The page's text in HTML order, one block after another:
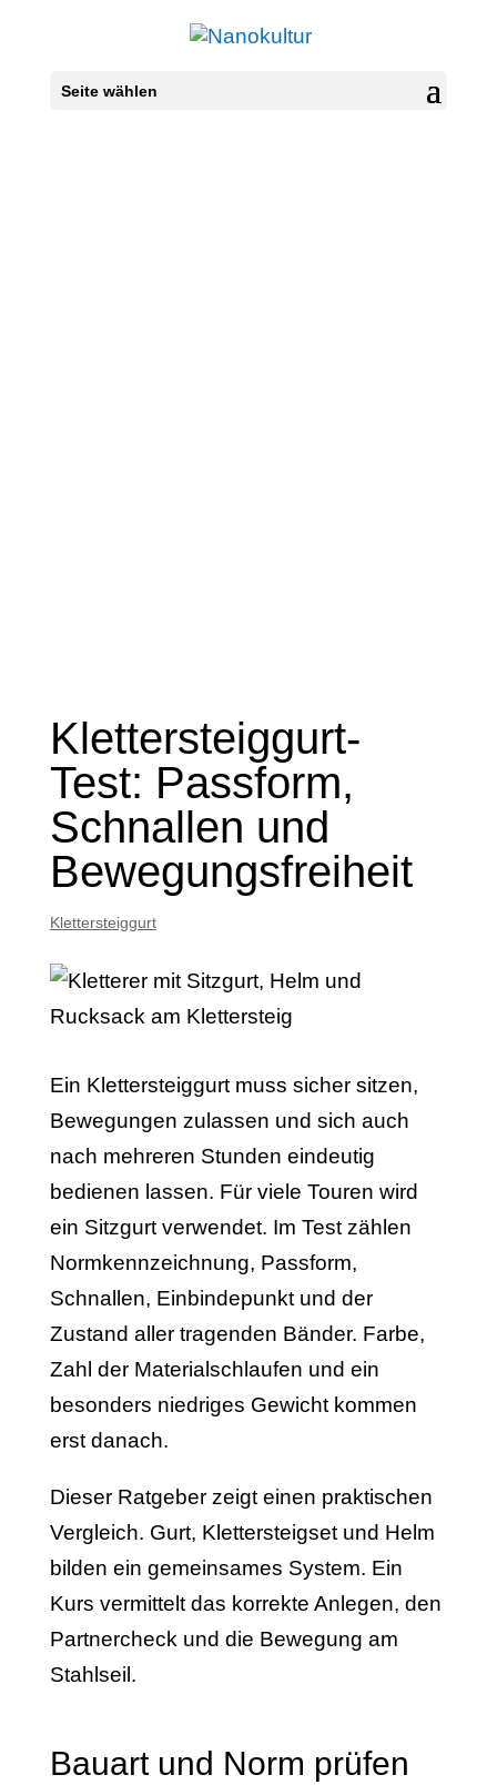
Seite wählen
Klettersteiggurt-
Test: Passform,
Schnallen und
Bewegungsfreiheit
Klettersteiggurt
Ein Klettersteiggurt muss sicher sitzen,
Bewegungen zulassen und sich auch
nach mehreren Stunden eindeutig
bedienen lassen. Für viele Touren wird
ein Sitzgurt verwendet. Im Test zählen
Normkennzeichnung, Passform,
Schnallen, Einbindepunkt und der
Zustand aller tragenden Bänder. Farbe,
Zahl der Materialschlaufen und ein
besonders niedriges Gewicht kommen
erst danach.
Dieser Ratgeber zeigt einen praktischen
Vergleich. Gurt, Klettersteigset und Helm
bilden ein gemeinsames System. Ein
Kurs vermittelt das korrekte Anlegen, den
Partnercheck und die Bewegung am
Stahlseil.
Bauart und Norm prüfen